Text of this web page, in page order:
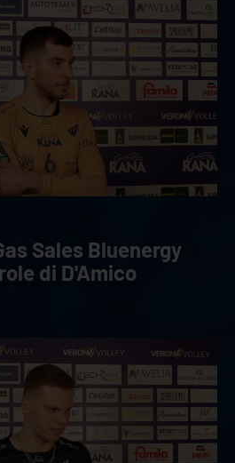
Sales Bluenergy
di D'Amico